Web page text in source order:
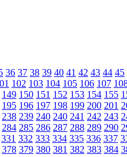
36 37 38 39 40 41 42 43 44 45
102 103 104 105 106 107
149 150 151 152 153 154 155
195 196 197 198 199 200 201
238 239 240 240 241 242 243
284 285 286 287 288 289 290
331 332 333 334 335 336 337
378 379 380 381 382 383 384